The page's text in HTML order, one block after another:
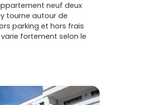
neuf deux
tourne autour de
parking et hors frais
varie fortement selon le